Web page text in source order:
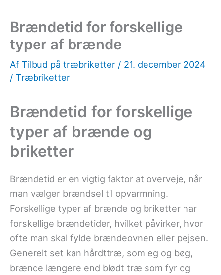
Brændetid for forskellige
typer af brænde
Af Tilbud på træbriketter / 21. december 2024
/ Træbriketter
Brændetid for forskellige
typer af brænde og
briketter
Brændetid er en vigtig faktor at overveje, når
man vælger brændsel til opvarmning.
Forskellige typer af brænde og briketter har
forskellige brændetider, hvilket påvirker, hvor
ofte man skal fylde brændeovnen eller pejsen.
Generelt set kan hårdttræ, som eg og bøg,
brænde længere end blødt træ som fyr og